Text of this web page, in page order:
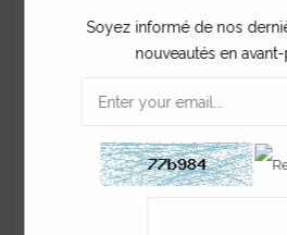
Porte-clé Avocat
Soyez informé de nos
nouveautés en